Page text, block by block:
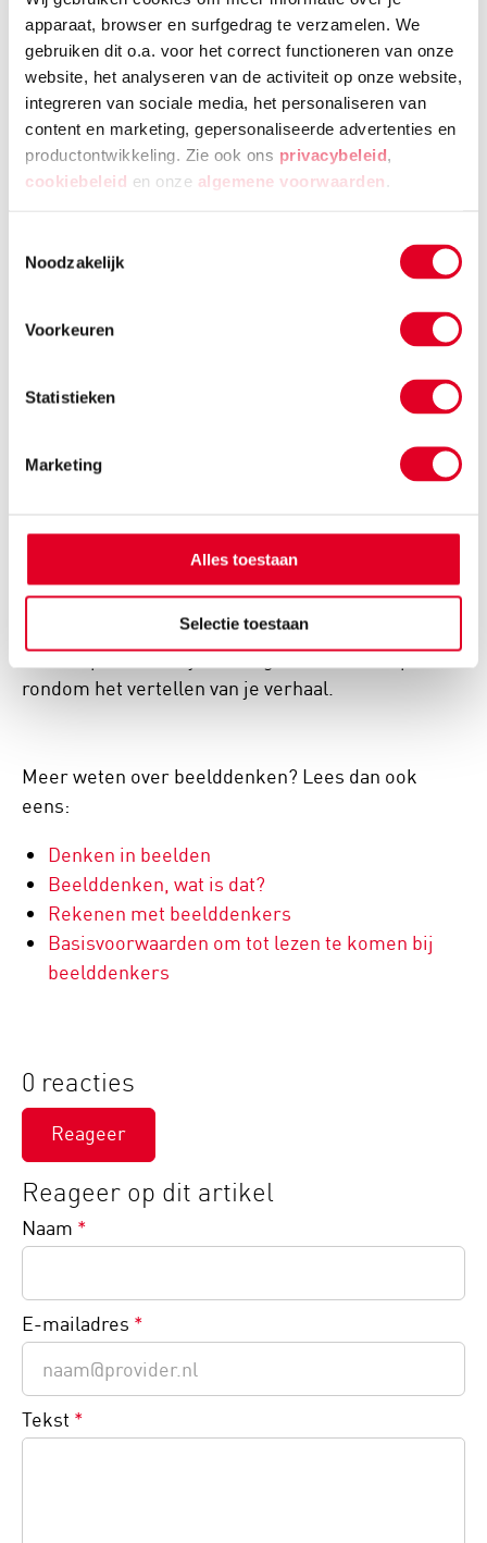
apparaat, browser en surfgedrag te verzamelen. We
gebruiken dit o.a. voor het correct functioneren van onze
website, het analyseren van de activiteit op onze website,
integreren van sociale media, het personaliseren van
content en marketing, gepersonaliseerde advertenties en
productontwikkeling. Zie ook ons privacybeleid
cookiebeleid en onze algemene voorwaarden
Noodzakelijk
Voorkeuren
Statistieken
Marketing
Alles toestaan
Selectie toestaan
een andere activiteit.
Kaartjes van eendrie/vier/vijf-stappen-verhaal
kun je tijdens het oefenen gebruiken. Het kind legt
eerst het verhaal op volgorde neer. Wat soms al
voor mooie gesprekjes zorgt, want wat is nu het
maken van details en het verhaal passend af te
Geef je kind meerdere handvatten
Als ouder mag je ook dingen leren met vallen en
jij hebt mogen stoeien met het volgordelijk
vertellen van een verhaal. Leer je kind meerdere
voor jullie beiden. Soms komt het niet op een
woord, maar kan het wel een beschrijving geven,
leer het synoniemen aan of laat je kind gewoonweg
aanwijzen waarover hij of zij spreekt. Leer je kind
vooral spelenderwijs om te gaan met de afspraken
rondom het vertellen van je verhaal.
Meer weten over beelddenken? Lees dan ook
eens:
Denken in beelden
Beelddenken, wat is dat?
Rekenen met beelddenkers
Basisvoorwaarden om tot lezen te komen bij
beelddenkers
0 reacties
Reageer
Reageer op dit artikel
Naam *
E-mailadres *
Tekst *